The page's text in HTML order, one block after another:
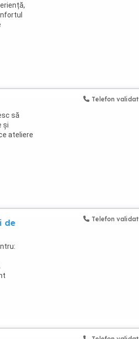
să
și
ateliere
Telefon validat
de
Telefon validat